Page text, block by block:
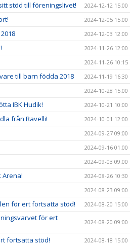
stöd till föreningslivet! 2024-12-12 15:00
2024-12-05 15:00
2024-12-03 12:00
2024-11-26 12:00
2024-11-26 10:15
till barn födda 2018 2024-11-19 16:30
2024-10-28 15:00
IBK Hudik! 2024-10-21 10:00
från Ravelli! 2024-10-01 12:00
2024-09-27 09:00
2024-09-16 01:00
2024-09-03 09:00
Arena! 2024-08-26 10:30
2024-08-23 09:00
för ert fortsatta stöd! 2024-08-20 15:00
för ert
2024-08-20 09:00
fortsatta stöd! 2024-08-18 15:00